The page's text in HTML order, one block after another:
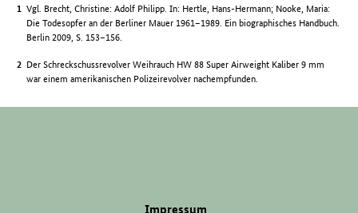
Vgl. Brecht, Christine: Adolf Philipp. In: Hertle, Hans-Hermann; Nooke, Maria:
Die Todesopfer an der Berliner Mauer 1961–1989. Ein biographisches Handbuch.
Berlin 2009, S. 153–156.
Der Schreckschussrevolver Weihrauch HW 88 Super Airweight Kaliber 9 mm
war einem amerikanischen Polizeirevolver nachempfunden.
Impressum